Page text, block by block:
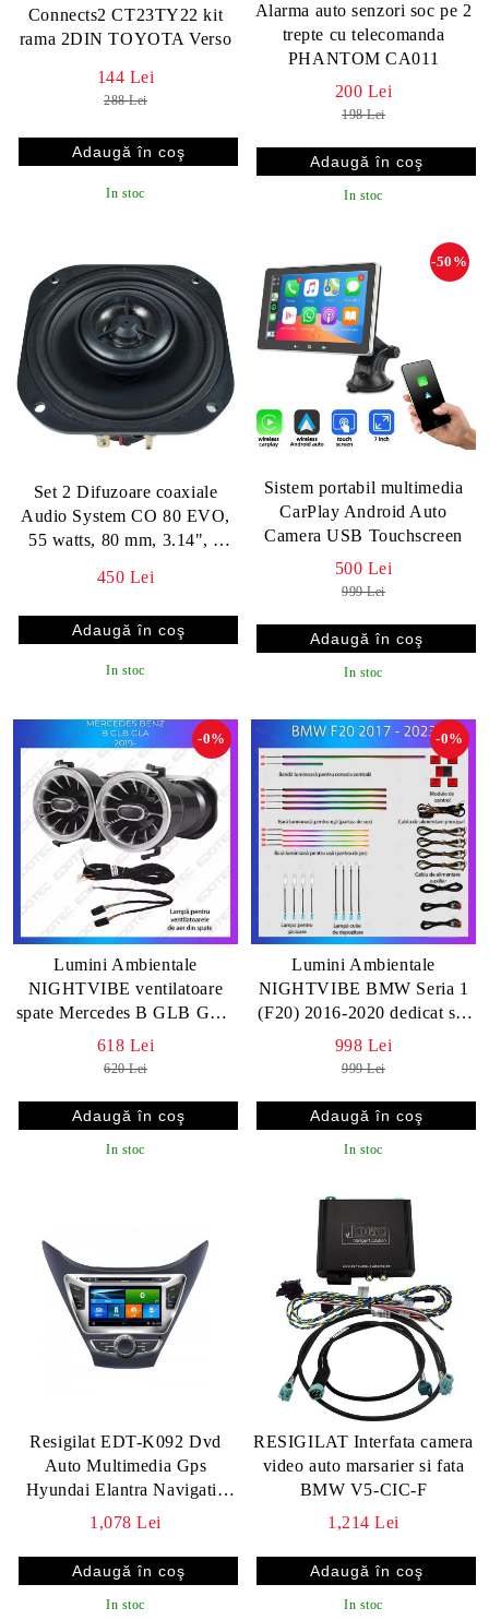
Connects2 CT23TY22 kit
rama 2DIN TOYOTA Verso
144 Lei
288 Lei
In stoc
Alarma auto senzori soc pe 2
trepte cu telecomanda
PHANTOM CA011
200 Lei
198 Lei
In stoc
Set 2 Difuzoare coaxiale
Audio System CO 80 EVO,
55 watts, 80 mm, 3.14", 3
450 Lei
In stoc
Sistem portabil multimedia
CarPlay Android Auto
Camera USB Touchscreen
-50%
500 Lei
999 Lei
In stoc
Lumini Ambientale
NIGHTVIBE ventilatoare
spate Mercedes B GLB GLA
control pe sistemul original
sau telefon
-0%
618 Lei
620 Lei
In stoc
Lumini Ambientale
NIGHTVIBE BMW Seria 1
(F20) 2016-2020 dedicat set
complet control telefon sau
sistem original
-0%
998 Lei
999 Lei
In stoc
Resigilat EDT-K092 Dvd
Auto Multimedia Gps
Hyundai Elantra Navigatie
Tv
1,078 Lei
In stoc
RESIGILAT Interfata camera
video auto marsarier si fata
BMW V5-CIC-F
1,214 Lei
In stoc